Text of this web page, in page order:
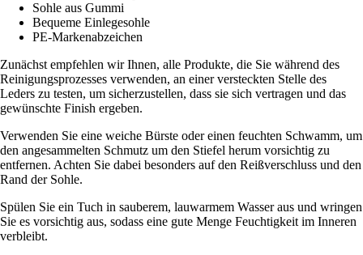
Sohle aus Gummi
Bequeme Einlegesohle
PE-Markenabzeichen
Zunächst empfehlen wir Ihnen, alle Produkte, die Sie während des
Reinigungsprozesses verwenden, an einer versteckten Stelle des
Leders zu testen, um sicherzustellen, dass sie sich vertragen und das
gewünschte Finish ergeben.
Verwenden Sie eine weiche Bürste oder einen feuchten Schwamm, um
den angesammelten Schmutz um den Stiefel herum vorsichtig zu
entfernen. Achten Sie dabei besonders auf den Reißverschluss und den
Rand der Sohle.
Spülen Sie ein Tuch in sauberem, lauwarmem Wasser aus und wringen
Sie es vorsichtig aus, sodass eine gute Menge Feuchtigkeit im Inneren
verbleibt.